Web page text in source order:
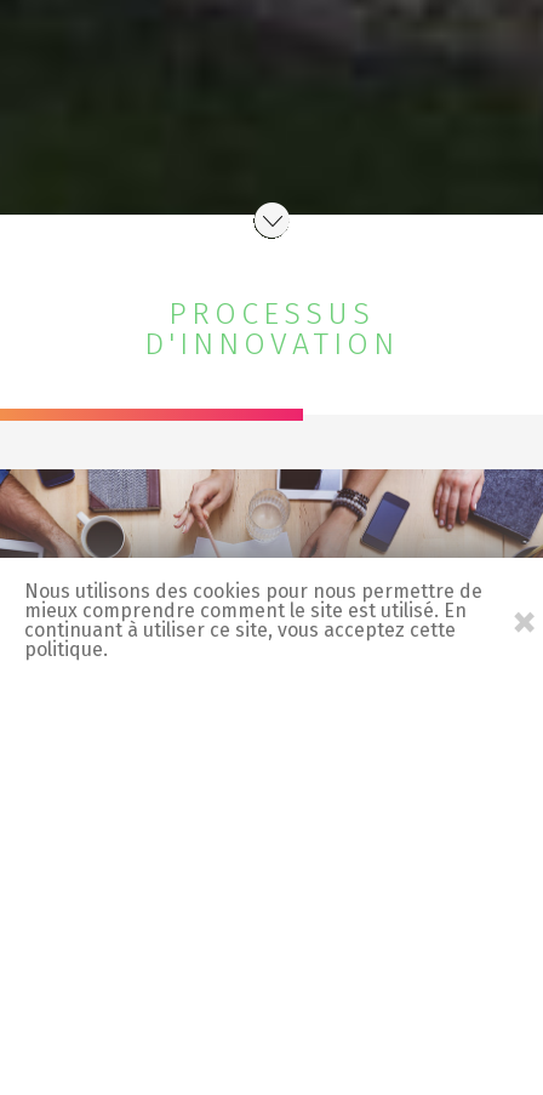
PROCESSUS
D'INNOVATION
Nous utilisons des cookies pour nous permettre de
mieux comprendre comment le site est utilisé. En
continuant à utiliser ce site, vous acceptez cette
politique.
×